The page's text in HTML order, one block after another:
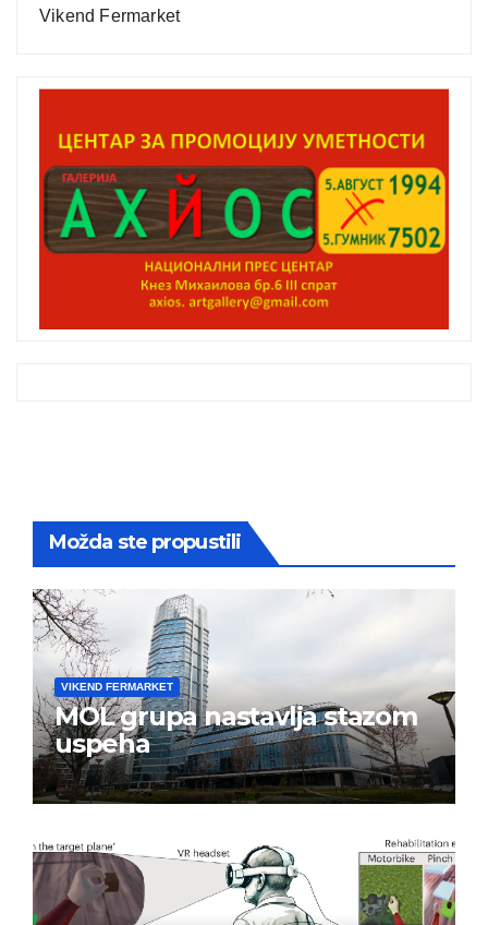
Vikend Fermarket
Možda ste propustili
VIKEND FERMARKET
MOL grupa nastavlja stazom
uspeha